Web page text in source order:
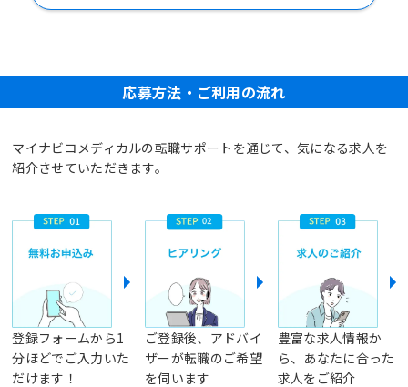
応募方法・ご利用の流れ
マイナビコメディカルの転職サポートを通じて、気になる求人を
紹介させていただきます。
登録フォームから1
分ほどでご入力いた
だけます！
ご登録後、アドバイ
ザーが転職のご希望
を伺います
豊富な求人情報か
ら、あなたに合った
求人をご紹介